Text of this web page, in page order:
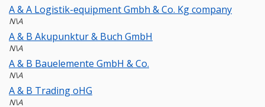
A & A Logistik-equipment Gmbh & Co. Kg company
N\A
A & B Akupunktur & Buch GmbH
N\A
A & B Bauelemente GmbH & Co.
N\A
A & B Trading oHG
N\A